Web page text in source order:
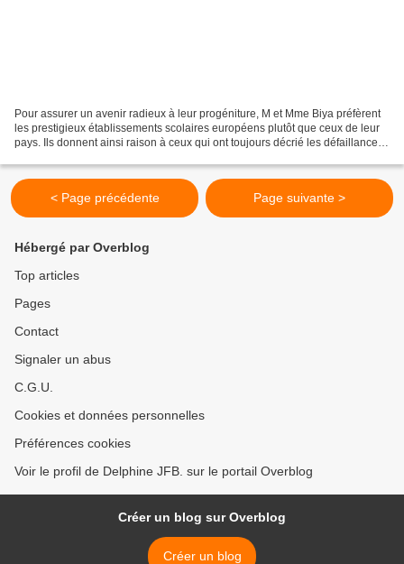
Pour assurer un avenir radieux à leur progéniture, M et Mme Biya préfèrent
les prestigieux établissements scolaires européens plutôt que ceux de leur
pays. Ils donnent ainsi raison à ceux qui ont toujours décrié les défaillances
< Page précédente Page suivante >
Hébergé par Overblog
Top articles
Pages
Contact
Signaler un abus
C.G.U.
Cookies et données personnelles
Préférences cookies
Voir le profil de Delphine JFB. sur le portail Overblog
Créer un blog sur Overblog
Créer un blog